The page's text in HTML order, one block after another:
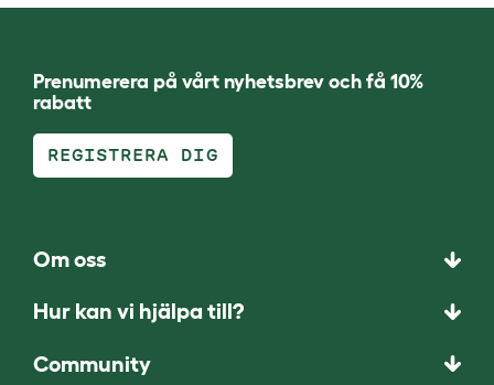
Prenumerera på vårt nyhetsbrev och få 10%
rabatt
REGISTRERA DIG
Om oss
Hur kan vi hjälpa till?
Community